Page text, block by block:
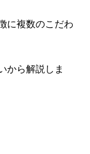
に複数のこだわ
から解説しま